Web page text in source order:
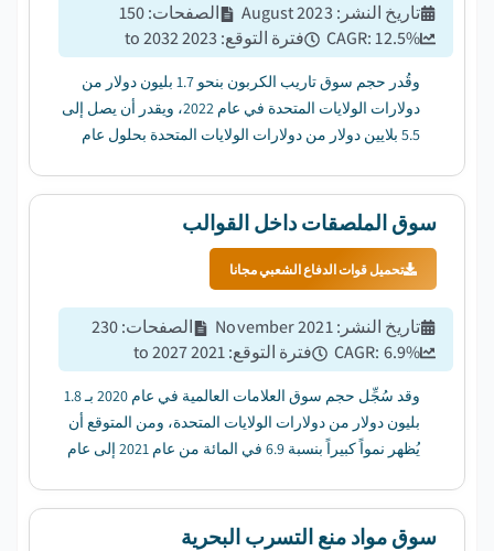
تاريخ النشر :
August 2023 الصفحات:
150
CAGR:12.5% فترة التوقع:
2023 to 2032
وقُدر حجم سوق تاريب الكربون بنحو 1.7 بليون دولار من
دولارات الولايات المتحدة في عام 2022، ويقدر أن يصل إلى
5.5 بلايين دولار من دولارات الولايات المتحدة بحلول عام
سوق الملصقات داخل القوالب
تحميل قوات الدفاع الشعبي مجانا
تاريخ النشر :
November 2021 الصفحات:
230
CAGR: 6.9% فترة التوقع:
2021 to 2027
وقد سُجِّل حجم سوق العلامات العالمية في عام 2020 بـ 1.8
بليون دولار من دولارات الولايات المتحدة، ومن المتوقع أن
يُظهر نمواً كبيراً بنسبة 6.9 في المائة من عام 2021 إلى عام
سوق مواد منع التسرب البحرية